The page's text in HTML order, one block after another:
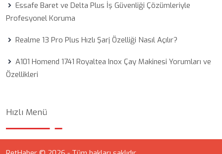
Essafe Baret ve Delta Plus İş Güvenliği Çözümleriyle
Profesyonel Koruma
Realme 13 Pro Plus Hızlı Şarj Özelliği Nasıl Açılır?
A101 Homend 1741 Royaltea Inox Çay Makinesi Yorumları ve
Özellikleri
Hızlı Menü